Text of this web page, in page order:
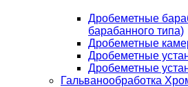
Дробеметные
барабанного типа)
Дробеметные
Дробеметные
Дробеметные
Гальванообработка